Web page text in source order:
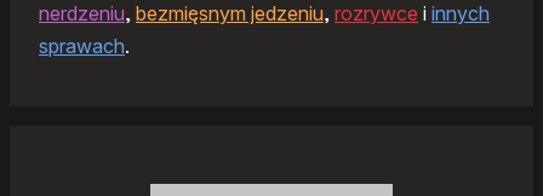
nerdzeniu, bezmięsnym jedzeniu, rozrywce i innych
sprawach.